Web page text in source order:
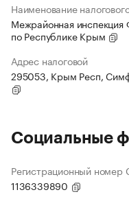
Наименование
Межрайонная
по Республике Крым
Адрес налоговой
295053, Крым Респ,
Социальные
Регистрационный номер
1136339890